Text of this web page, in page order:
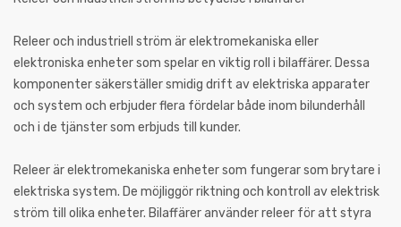
Releer och industriell ström är elektromekaniska eller
elektroniska enheter som spelar en viktig roll i bilaffärer. Dessa
komponenter säkerställer smidig drift av elektriska apparater
och system och erbjuder flera fördelar både inom bilunderhåll
och i de tjänster som erbjuds till kunder.
Releer är elektromekaniska enheter som fungerar som brytare i
elektriska system. De möjliggör riktning och kontroll av elektrisk
ström till olika enheter. Bilaffärer använder releer för att styra